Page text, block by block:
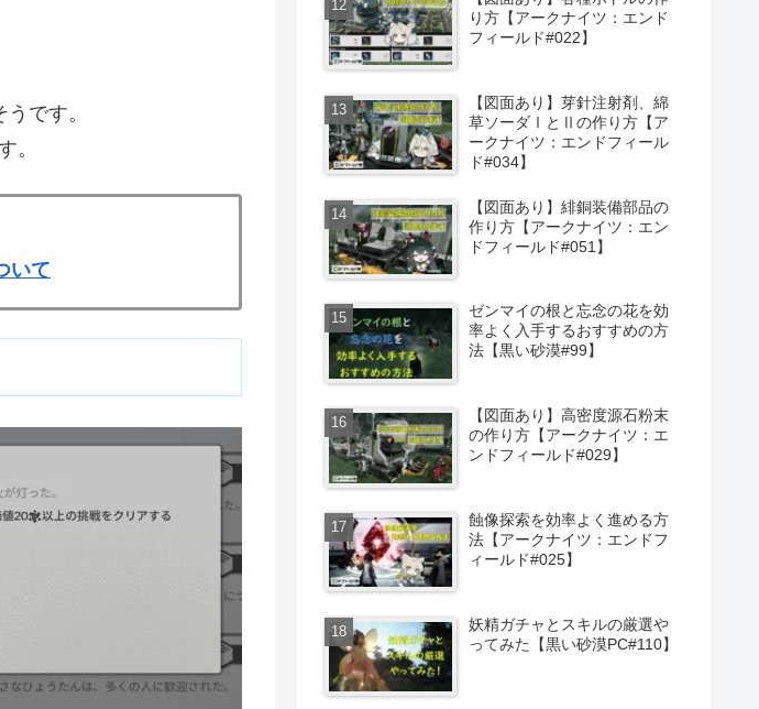
です。
。
いて
り方【アークナイツ：エンド
フィールド#022】
【図面あり】芽針注射剤、綿
草ソーダⅠとⅡの作り方【ア
ークナイツ：エンドフィール
ド#034】
【図面あり】緋銅装備部品の
作り方【アークナイツ：エン
ドフィールド#051】
ゼンマイの根と忘念の花を効
率よく入手するおすすめの方
法【黒い砂漠#99】
【図面あり】高密度源石粉末
の作り方【アークナイツ：エ
ンドフィールド#029】
蝕像探索を効率よく進める方
法【アークナイツ：エンドフ
ィールド#025】
妖精ガチャとスキルの厳選や
ってみた【黒い砂漠PC#110】